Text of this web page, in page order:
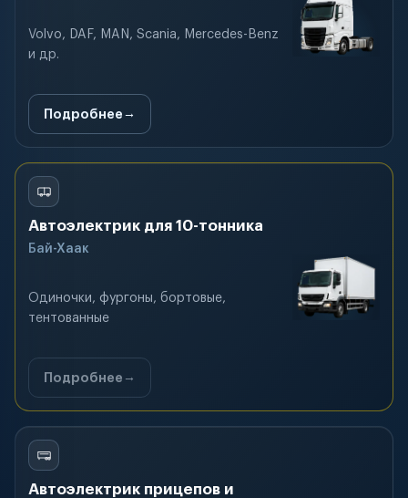
Volvo, DAF, MAN, Scania, Mercedes-Benz
и др.
Подробнее
Автоэлектрик для 10-тонника
Бай-Хаак
Одиночки, фургоны, бортовые,
тентованные
Подробнее
Автоэлектрик прицепов и